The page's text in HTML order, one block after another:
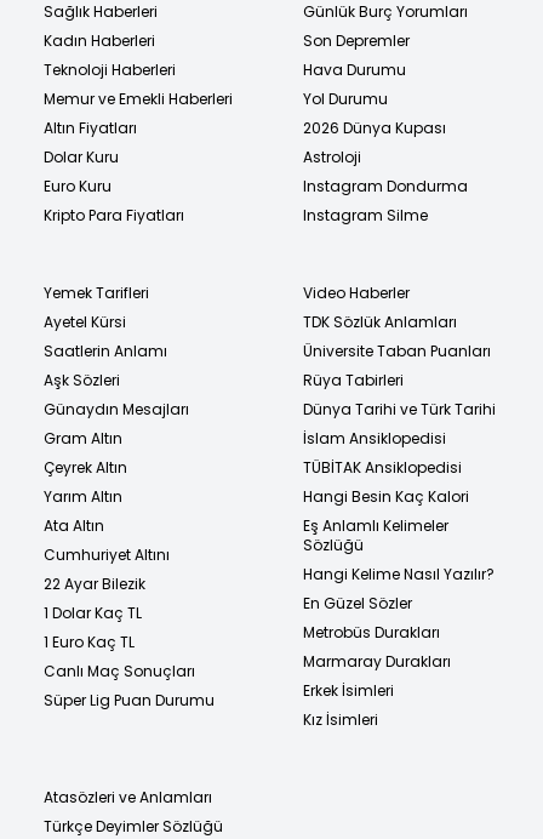
Sağlık Haberleri
Kadın Haberleri
Teknoloji Haberleri
Memur ve Emekli Haberleri
Altın Fiyatları
Dolar Kuru
Euro Kuru
Kripto Para Fiyatları
Günlük Burç Yorumları
Son Depremler
Hava Durumu
Yol Durumu
2026 Dünya Kupası
Astroloji
Instagram Dondurma
Instagram Silme
Yemek Tarifleri
Ayetel Kürsi
Saatlerin Anlamı
Aşk Sözleri
Günaydın Mesajları
Gram Altın
Çeyrek Altın
Yarım Altın
Ata Altın
Cumhuriyet Altını
22 Ayar Bilezik
1 Dolar Kaç TL
1 Euro Kaç TL
Canlı Maç Sonuçları
Süper Lig Puan Durumu
Video Haberler
TDK Sözlük Anlamları
Üniversite Taban Puanları
Rüya Tabirleri
Dünya Tarihi ve Türk Tarihi
İslam Ansiklopedisi
TÜBİTAK Ansiklopedisi
Hangi Besin Kaç Kalori
Eş Anlamlı Kelimeler
Sözlüğü
Hangi Kelime Nasıl Yazılır?
En Güzel Sözler
Metrobüs Durakları
Marmaray Durakları
Erkek İsimleri
Kız İsimleri
Atasözleri ve Anlamları
Türkçe Deyimler Sözlüğü